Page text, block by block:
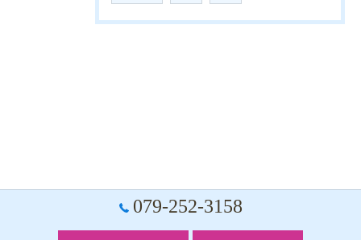
079-252-3158